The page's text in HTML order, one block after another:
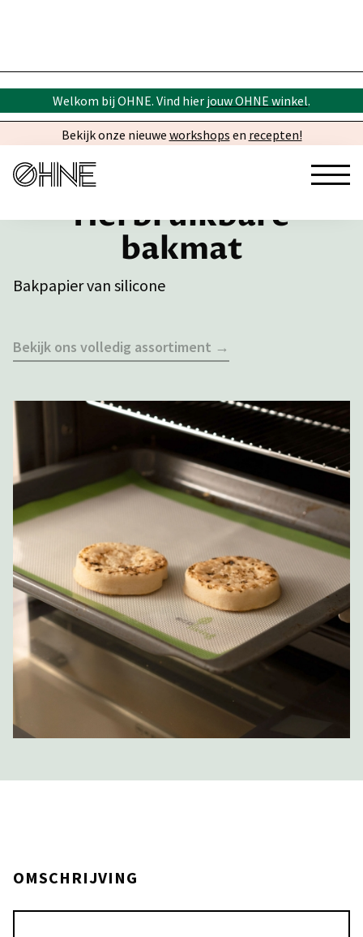
Welkom bij OHNE. Vind hier jouw OHNE winkel.
Bekijk onze nieuwe workshops en recepten!
Herbruikbare
bakmat
Bakpapier van silicone
Bekijk ons volledig assortiment →
OMSCHRIJVING